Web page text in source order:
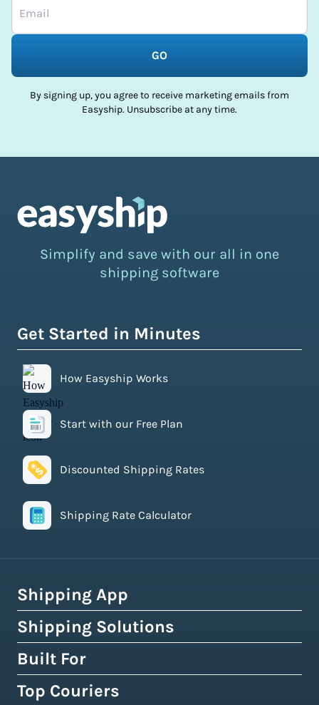
GO
By signing up, you agree to receive marketing emails from
Easyship. Unsubscribe at any time.
Simplify and save with our all in one
shipping software
Get Started in Minutes
How Easyship Works
Start with our Free Plan
Discounted Shipping Rates
Shipping Rate Calculator
Shipping App
How Easyship Works
Multi-Carrier Shipping Software
Smart Shipping Dashboard
Shipping Solutions
Global Fulfillment Network
Pick & Pack Fulfillment
Built For
eCommerce Shipping
Top Couriers